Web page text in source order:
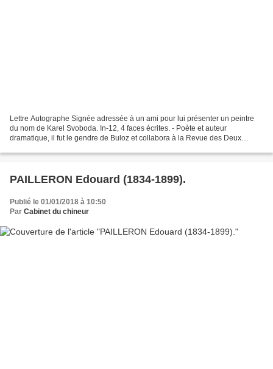
Lettre Autographe Signée adressée à un ami pour lui présenter un peintre
du nom de Karel Svoboda. In-12, 4 faces écrites. - Poète et auteur
dramatique, il fut le gendre de Buloz et collabora à la Revue des Deux
PAILLERON Edouard (1834-1899).
Publié le 01/01/2018 à 10:50
Par Cabinet du chineur